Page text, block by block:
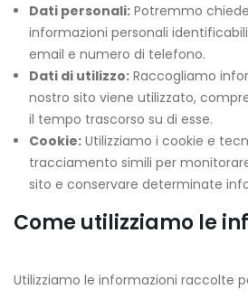
Dati personali: Potremmo
informazioni personali
email e numero di telefono.
Dati di utilizzo: Raccogliamo
nostro sito viene utilizzato,
il tempo trascorso su di esse.
Cookie: Utilizziamo i cookie e
tracciamento simili per
sito e conservare determinate
Come utilizziamo le
Utilizziamo le informazioni raccolte